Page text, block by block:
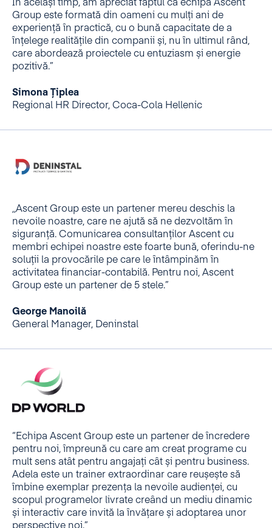
În același timp, am apreciat faptul că echipa Ascent
Group este formată din oameni cu mulți ani de
experiență în practică, cu o bună capacitate de a
înțelege realitățile din companii și, nu în ultimul rând,
care abordează proiectele cu entuziasm și energie
pozitivă.”
Simona Țiplea
Regional HR Director, Coca-Cola Hellenic
,,Ascent Group este un partener mereu deschis la
nevoile noastre, care ne ajută să ne dezvoltăm în
siguranță. Comunicarea consultanților Ascent cu
membri echipei noastre este foarte bună, oferindu-ne
soluții la provocările pe care le întâmpinăm în
activitatea financiar-contabilă. Pentru noi, Ascent
Group este un partener de 5 stele.”
George Manoilă
General Manager, Deninstal
“Echipa Ascent Group este un partener de încredere
pentru noi, împreună cu care am creat programe cu
mult sens atât pentru angajați cât și pentru business.
Adela este un trainer extraordinar care reușește să
îmbine exemplar prezența la nevoile audienței, cu
scopul programelor livrate creând un mediu dinamic
și interactiv care invită la învățare și adoptarea unor